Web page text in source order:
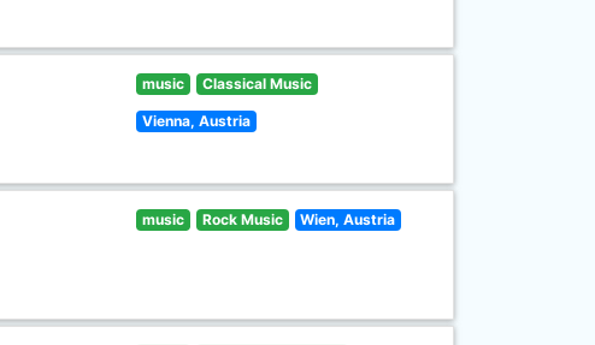
music Classical Music
Vienna, Austria
music Rock Music Wien, Austria